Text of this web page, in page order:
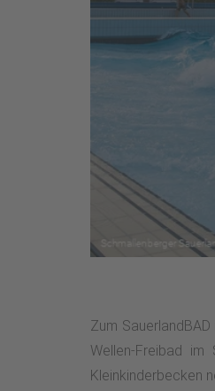
Zum
Wellen-Freibad
Kleinkinderbecken